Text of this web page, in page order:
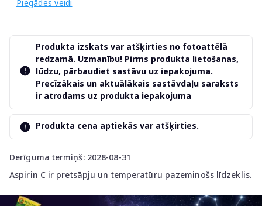
Piegādes veidi
Derīguma termiņš: 2028-08-31
Aspirin C ir pretsāpju un temperatūru pazeminošs līdzeklis.
Produkta izskats var atšķirties no fotoattēlā
redzamā. Uzmanību! Pirms produkta lietošanas,
lūdzu, pārbaudiet sastāvu uz iepakojuma.
Precīzākais un aktuālākais sastāvdaļu saraksts
ir atrodams uz produkta iepakojuma
Produkta cena aptiekās var atšķirties.